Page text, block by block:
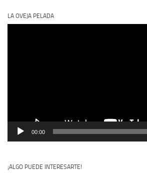
LA OVEJA PELADA
00:00
¡ALGO PUEDE INTERESARTE!